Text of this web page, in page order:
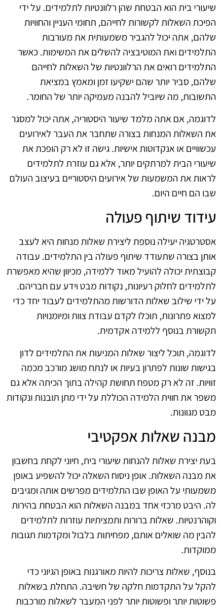
שיעורי בית הוא הבטחת שהן רלוונטיות לתלמידים. על ידי
הפיכת השאלות לקשורות לחייהם, תחומי העניין והחוויות
שלהם, אתה יכול להגביר משמעותית את מעורבות
התלמידים ואת המוטיבציה להשלים את המשימות. כאשר
התלמידים רואים את הרלוונטיות של השאלות לחייהם
שלהם, סביר יותר שהם ישקיעו זמן ומאמץ במציאת
התשובות, מה שיוביל להבנה מעמיקה יותר של החומר.
לדוגמה, אם אתה מלמד שיעור היסטוריה, אתה יכול למסגר
את השאלות המנחות בצורה שתחבר את העבר לאירועים
עכשוויים או אנקדוטות אישיות. גישה זו לא רק הופכת את
שיעורי הבית למרתקים יותר, אלא גם עוזרת לתלמידים
לראות את המשמעות של אירועים היסטוריים בעיצוב העולם
שבו הם חיים היום.
עידוד שיתוף פעולה
אסטרטגיה יעילה נוספת ליצירת שאלות מנחות היא לעצב
אותן בצורה שתעודד שיתוף פעולה בין התלמידים. עבודה
קבוצתית יכולה להועיל מאוד ללמידה, מכיוון שהיא מאפשרת
לתלמידים לחלוק רעיונות, נקודות מבט וידע עם חבריהם.
על ידי שילוב שאלות הדורשות מהתלמידים לעבוד יחד כדי
למצוא פתרונות, תוכלו לקדם עבודת צוות ומיומנויות
תקשורת בנוסף ללמידה אקדמית.
לדוגמה, תוכל ליצור שאלות המניעות את התלמידים לדון
בגישות שונות לפתרון בעיות או לנתח מושג מורכב מכמה
זוויות. זה לא רק מטפח תחושת קהילה בתוך הכיתה אלא גם
משפר את חווית הלמידה הכוללת על ידי מתן תובנות ונקודות
מבט מגוונות.
מבנה שאלות אפקטיבי
בעת יצירת שאלות להנחות שיעורי בית, חיוני לקחת בחשבון
את מבנה השאלות. אופן ניסוח השאלה יכול להשפיע באופן
משמעותי על האופן שבו התלמידים מפרשים אותה ומגיבים
לה. היבט מרכזי אחד במבנה השאלות הוא הבטחת בהירות
וקוהרנטיות. שאלות ברורות ותמציתיות עוזרות לתלמידים
להבין מה שואלים אותם, מפחיתות בלבול ומקדמות תגובות
ממוקדות.
בנוסף, שאלות צריכות להיות מאורגנות באופן הגיוני כדי
להקל על התקדמות חלקה של חשיבה. התחלת בשאלות
פשוטות יותר ופשוטות יותר לפני המעבר לשאלות מורכבות